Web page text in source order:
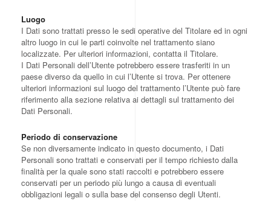
Luogo
I Dati sono trattati presso le sedi operative del Titolare ed in ogni
altro luogo in cui le parti coinvolte nel trattamento siano
localizzate. Per ulteriori informazioni, contatta il Titolare.
I Dati Personali dell’Utente potrebbero essere trasferiti in un
paese diverso da quello in cui l’Utente si trova. Per ottenere
ulteriori informazioni sul luogo del trattamento l’Utente può fare
riferimento alla sezione relativa ai dettagli sul trattamento dei
Dati Personali.
Periodo di conservazione
Se non diversamente indicato in questo documento, i Dati
Personali sono trattati e conservati per il tempo richiesto dalla
finalità per la quale sono stati raccolti e potrebbero essere
conservati per un periodo più lungo a causa di eventuali
obbligazioni legali o sulla base del consenso degli Utenti.